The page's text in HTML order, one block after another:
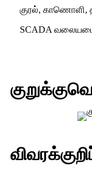
குரல், காணொளி,
SCADA